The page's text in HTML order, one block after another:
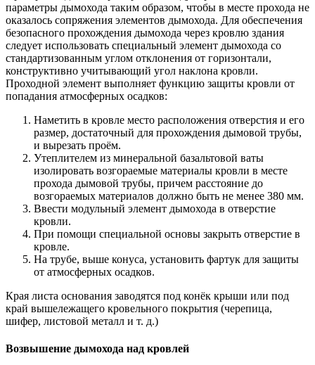
параметры дымохода таким образом, чтобы в месте прохода не
оказалось сопряжения элементов дымохода. Для обеспечения
безопасного прохождения дымохода через кровлю здания
следует использовать специальный элемент дымохода со
стандартизованным углом отклонения от горизонтали,
конструктивно учитывающий угол наклона кровли.
Проходной элемент выполняет функцию защиты кровли от
попадания атмосферных осадков:
Наметить в кровле место расположения отверстия и его
размер, достаточный для прохождения дымовой трубы,
и вырезать проём.
Утеплителем из минеральной базальтовой ваты
изолировать возгораемые материалы кровли в месте
прохода дымовой трубы, причем расстояние до
возгораемых материалов должно быть не менее 380 мм.
Ввести модульный элемент дымохода в отверстие
кровли.
При помощи специальной основы закрыть отверстие в
кровле.
На трубе, выше конуса, установить фартук для защиты
от атмосферных осадков.
Края листа основания заводятся под конёк крыши или под
край вышележащего кровельного покрытия (черепица,
шифер, листовой металл и т. д.)
Возвышение дымохода над кровлей